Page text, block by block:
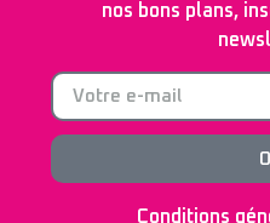
nos bons plans,
Conditions